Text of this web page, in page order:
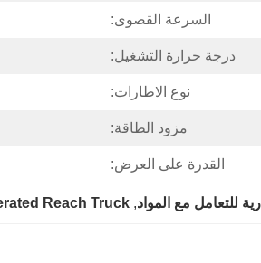
السرعة القصوى:
درجة حرارة التشغيل:
نوع الاطارات:
مزود الطاقة:
القدرة على العرض:
للتعامل مع المواد,
Reach Truck